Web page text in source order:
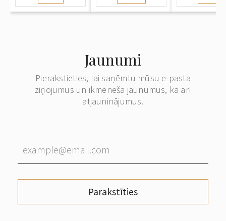
Jaunumi
Pierakstieties, lai saņēmtu mūsu e-pasta
ziņojumus un ikmēneša jaunumus, kā arī
atjauninājumus.
Parakstīties